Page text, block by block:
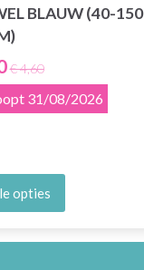
BLAUW (40-150
€ 4,60
31/08/2026
opties